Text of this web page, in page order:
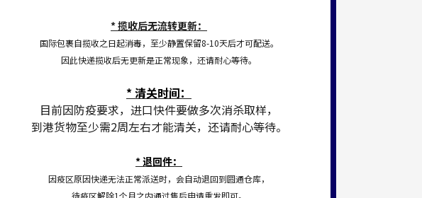
* 揽收后无流转更新：
国际包裹自揽收之日起消毒，至少静置保留8-10天后才可配送。
因此快递揽收后无更新是正常现象，还请耐心等待。
* 清关时间：
目前因防疫要求，进口快件要做多次消杀取样，
到港货物至少需2周左右才能清关，还请耐心等待。
* 退回件：
因疫区原因快递无法正常派送时，会自动退回到圆通仓库，
待疫区解除1个月之内通过售后申请重发即可。